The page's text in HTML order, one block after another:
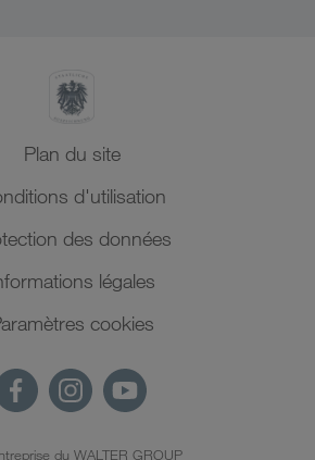
Plan du site
d'utilisation
des données
légales
cookies
du WALTER GROUP